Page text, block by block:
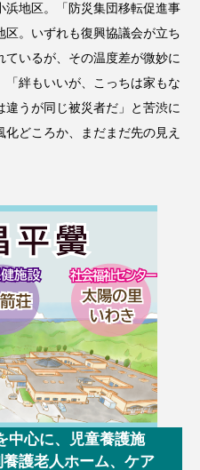
地区。「防災集団移転促進事
。いずれも復興協議会が立ち
ているが、その温度差が微妙に
絆もいいが、こっちは家もな
違うが同じ被災者だ」と苦渋に
どころか、まだまだ先の見え
中心に、児童養護施
護老人ホーム、ケア